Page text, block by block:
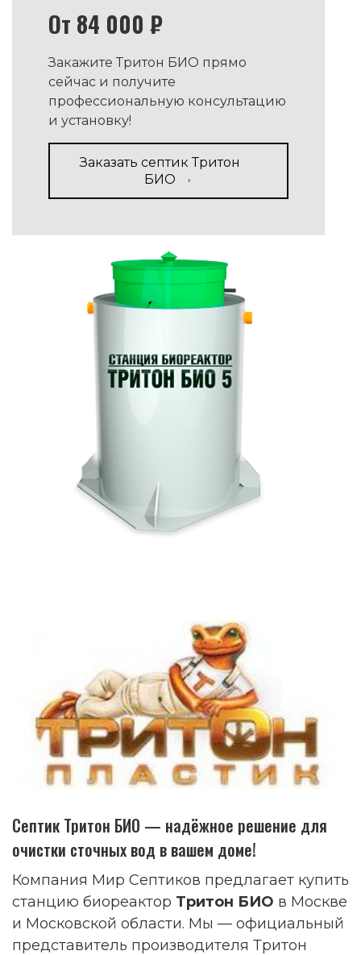
От 84 000 ₽
Закажите Тритон БИО прямо
сейчас и получите
профессиональную консультацию
и установку!
Заказать септик Тритон
БИО
Септик Тритон БИО — надёжное решение для
очистки сточных вод в вашем доме!
Компания Мир Септиков предлагает купить
станцию биореактор Тритон БИО в Москве
и Московской области. Мы — официальный
представитель производителя Тритон